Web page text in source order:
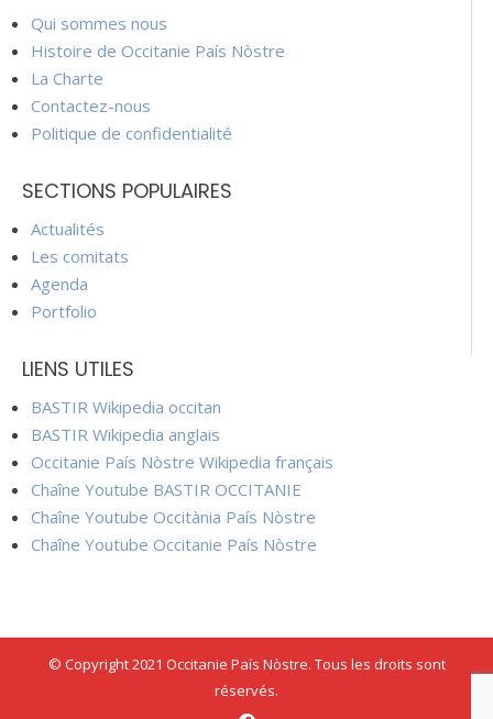
Qui sommes nous
Histoire de Occitanie País Nòstre
La Charte
Contactez-nous
Politique de confidentialité
SECTIONS POPULAIRES
Actualités
Les comitats
Agenda
Portfolio
LIENS UTILES
BASTIR Wikipedia occitan
BASTIR Wikipedia anglais
Occitanie País Nòstre Wikipedia français
Chaîne Youtube BASTIR OCCITANIE
Chaîne Youtube Occitània País Nòstre
Chaîne Youtube Occitanie País Nòstre
© Copyright 2021 Occitanie País Nòstre. Tous les droits sont
réservés.